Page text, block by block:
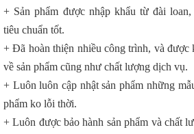
+ Sản phẩm được nhập khẩu từ đài
tiêu chuẩn tốt.
+ Đã hoàn thiện nhiều công trình, và được
về sản phẩm cũng như chất lượng dịch vụ.
+ Luôn luôn cập nhật sản phẩm những
phẩm ko lỗi thời.
+ Luôn được bảo hành sản phẩm và chất